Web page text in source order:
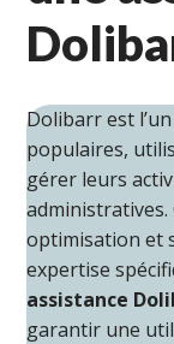
Dolibarr est
populaires,
gérer leurs
optimisation et
expertise
assistance
garantir une